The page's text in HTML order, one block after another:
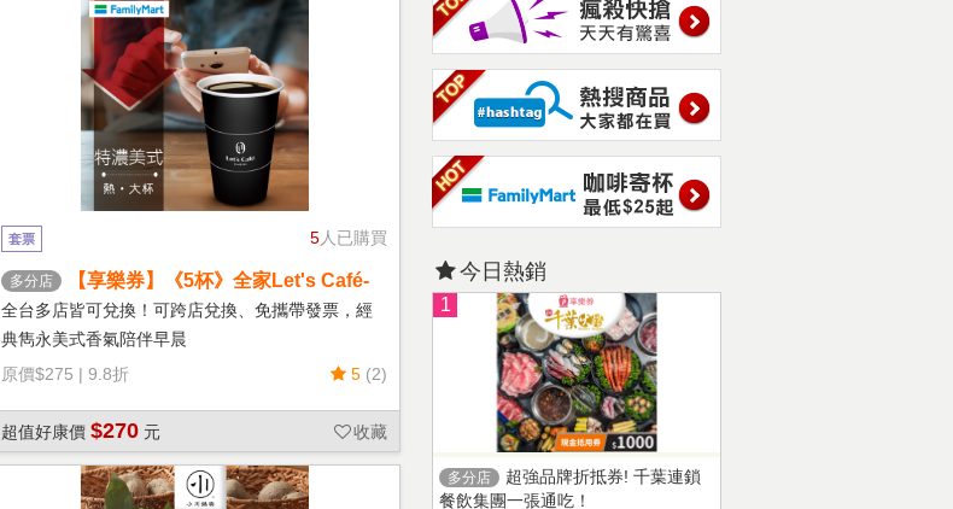
5人已購買
套票
多分店
【享樂券】《5杯》全家Let's Café-
熱特濃美式(大杯)
全台多店皆可兌換！可跨店兌換、免攜帶發票，經
典雋永美式香氣陪伴早晨
原價$275 | 9.8折 5 (2)
超值好康價 $270 元 收藏
今日熱銷
1
多分店
超強品牌折抵券! 千葉連鎖
餐飲集團一張通吃！